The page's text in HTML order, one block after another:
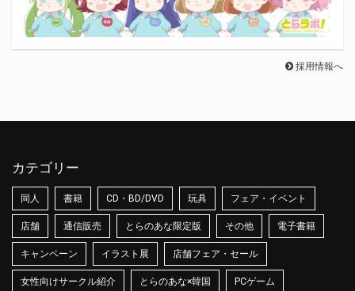
採用情報へ
カテゴリー
同人 書籍 CD・BD/DVD 玩具 フェア・イベント
店舗 通信販売 とらのあな限定版 その他 電子書籍
キャンペーン イラスト展 店舗フェア・セール
女性向けサークル紹介 とらのあな×韓国 PCゲーム